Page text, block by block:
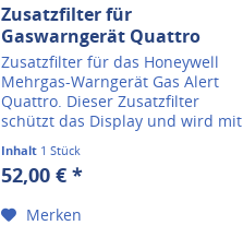
Zusatzfilter für
Gaswarngerät Quattro
von...
Zusatzfilter für das Honeywell
Mehrgas-Warngerät Gas Alert
Quattro. Dieser Zusatzfilter
schützt das Display und wird mit
5 Filtern für das Gaswarngerät
Quattro geliefert.
Inhalt 1 Stück
52,00 € *
Merken